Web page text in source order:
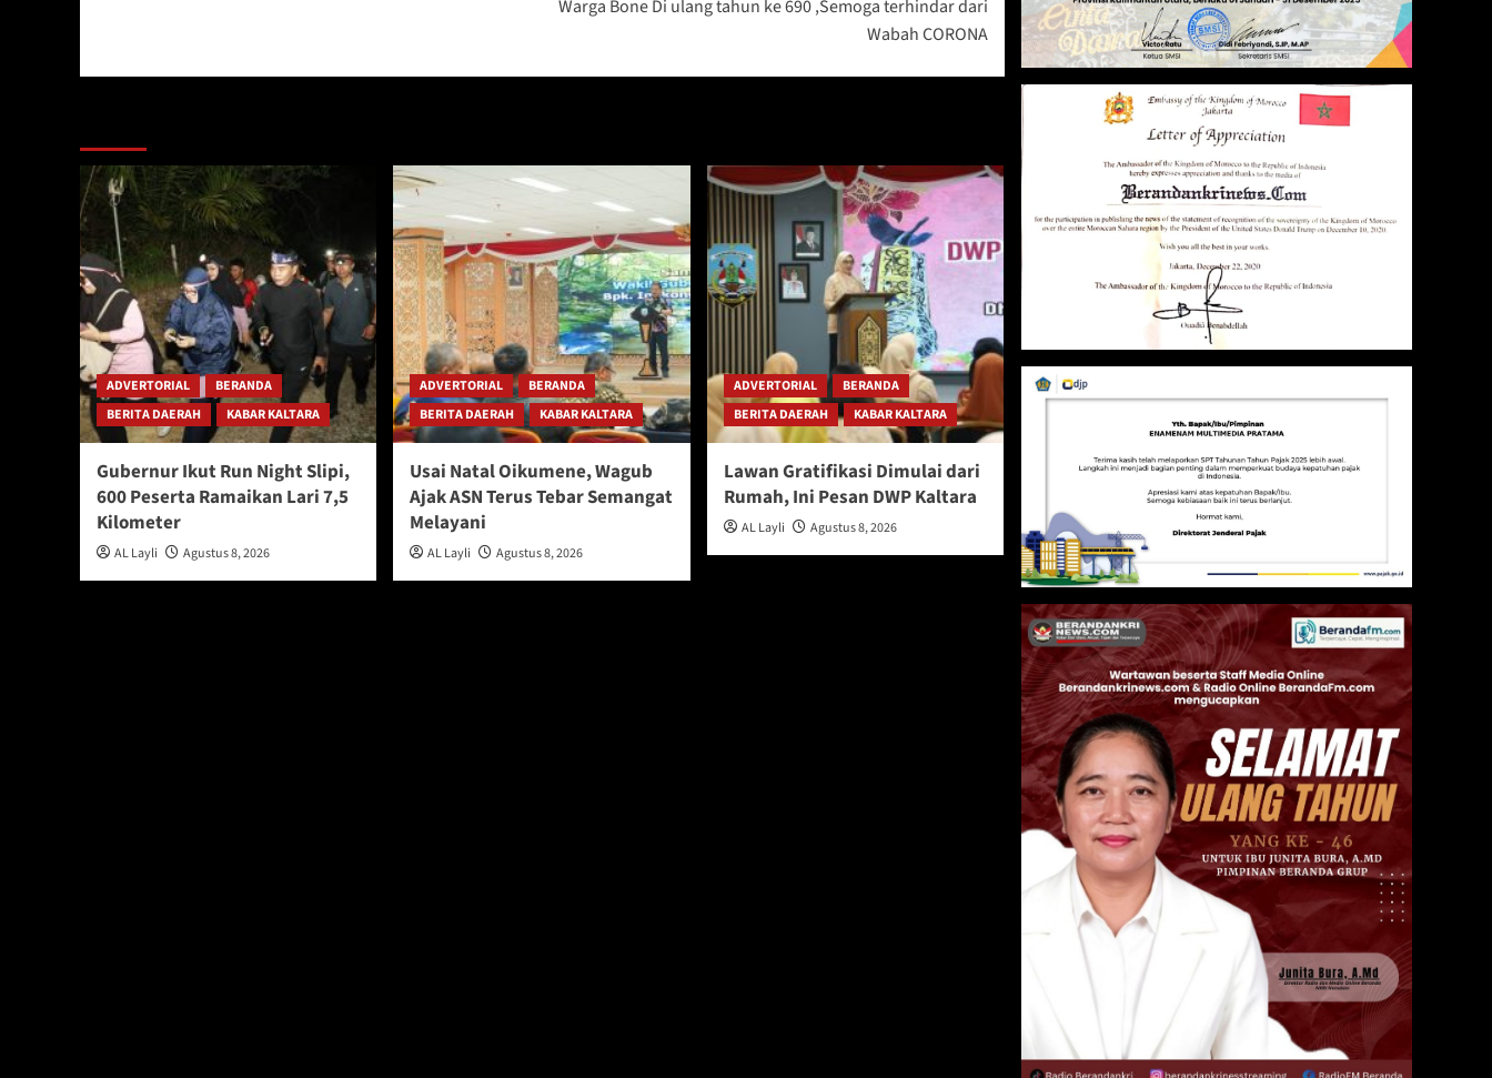
Warga Bone Di ulang tahun ke 690 ,Semoga terhindar dari
Wabah CORONA
ADVERTORIAL
BERANDA
BERITA DAERAH
KABAR KALTARA
Gubernur Ikut Run Night Slipi,
600 Peserta Ramaikan Lari 7,5
Kilometer
AL Layli Agustus 8, 2026
ADVERTORIAL
BERANDA
BERITA DAERAH
KABAR KALTARA
Usai Natal Oikumene, Wagub
Ajak ASN Terus Tebar Semangat
Melayani
AL Layli Agustus 8, 2026
ADVERTORIAL
BERANDA
BERITA DAERAH
KABAR KALTARA
Lawan Gratifikasi Dimulai dari
Rumah, Ini Pesan DWP Kaltara
AL Layli Agustus 8, 2026